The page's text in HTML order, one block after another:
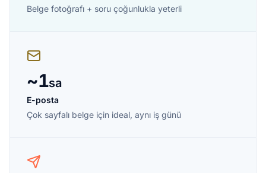
Belge fotoğrafı + soru çoğunlukla yeterli
~1sa
E-posta
Çok sayfalı belge için ideal, aynı iş günü